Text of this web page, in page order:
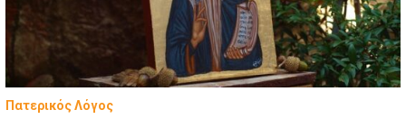
Πατερικός Λόγος